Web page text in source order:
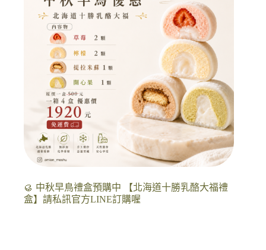
🥮 中秋早鳥禮盒預購中 【北海道十勝乳酪大福禮
盒】請私訊官方LINE訂購喔